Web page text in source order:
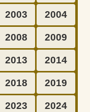
2003 2004
2008 2009
2013 2014
2018 2019
2023 2024